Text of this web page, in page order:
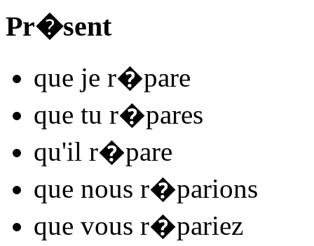
Pr�sent
que je r�pare
que tu r�pares
qu'il r�pare
que nous r�parions
que vous r�pariez